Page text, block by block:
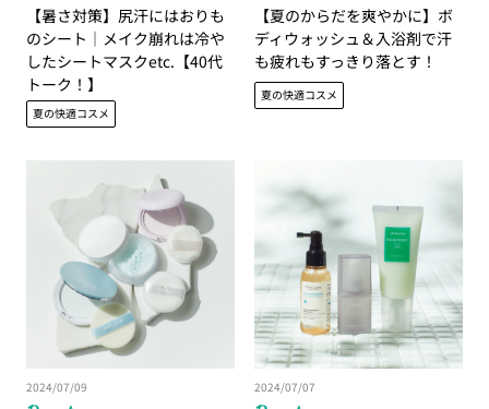
【暑さ対策】尻汗にはおりも
のシート│メイク崩れは冷や
したシートマスクetc.【40代
トーク！】
夏の快適コスメ
【夏のからだを爽やかに】ボ
ディウォッシュ＆入浴剤で汗
も疲れもすっきり落とす！
夏の快適コスメ
2024/07/09 2024/07/07